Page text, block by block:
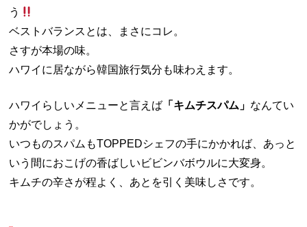
う
ベストバランスとは、まさにコレ。
さすが本場の味。
ハワイに居ながら韓国旅行気分も味わえます。
ハワイらしいメニューと言えば 「キムチスパム」 なんてい
かがでしょう。
いつものスパムもTOPPEDシェフの手にかかれば、あっと
いう間におこげの香ばしいビビンバボウルに大変身。
キムチの辛さが程よく、あとを引く美味しさです。